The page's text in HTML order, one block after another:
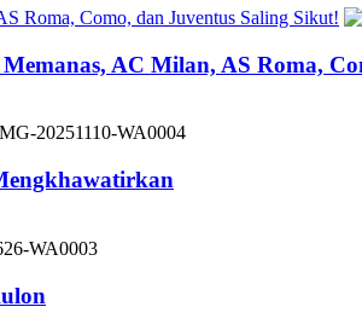
Roma, Como, dan Juventus Saling Sikut!
AC Milan, AS Roma,